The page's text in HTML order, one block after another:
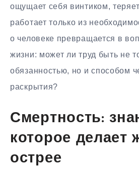
ощущает себя винтиком,
работает только из
о человеке превращается в
жизни: может ли труд быть не
обязанностью, но и способом
раскрытия?
Смертность:
которое делает
острее